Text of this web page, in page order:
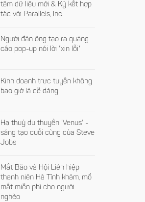
tâm dữ liệu mới & Ký kết hợp
tác với Parallels, Inc.
Người đàn ông tạo ra quảng
cáo pop-up nói lời "xin lỗi"
Kinh doanh trực tuyến không
bao giờ là dễ dàng
Hạ thuỷ du thuyền 'Venus' -
sáng tạo cuối cùng của Steve
Jobs
Mắt Bão và Hội Liên hiệp
thanh niên Hà Tĩnh khám, mổ
mắt miễn phí cho người
nghèo